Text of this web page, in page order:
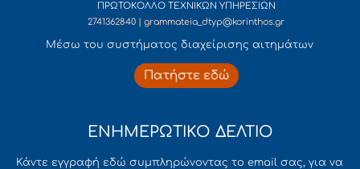
ΠΡΩΤΟΚΟΛΛΟ ΤΕΧΝΙΚΩΝ ΥΠΗΡΕΣΙΩΝ
2741362840 | grammateia_dtyp@korinthos.gr
Mέσω του συστήματος διαχείρισης αιτημάτων
Πατήστε εδώ
ΕΝΗΜΕΡΩΤΙΚΟ ΔΕΛΤΙΟ
Κάντε εγγραφή εδώ συμπληρώνοντας το email σας, για να